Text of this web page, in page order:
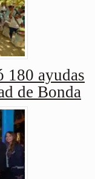
180 ayudas
de Bonda